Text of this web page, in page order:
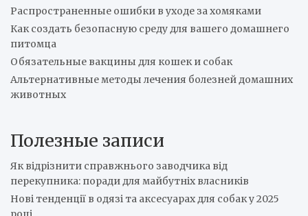
Распространенные ошибки в уходе за хомяками
Как создать безопасную среду для вашего домашнего
питомца
Обязательные вакцины для кошек и собак
Альтернативные методы лечения болезней домашних
животных
Полезные записи
Як відрізнити справжнього заводчика від
перекупника: поради для майбутніх власників
Нові тенденції в одязі та аксесуарах для собак у 2025